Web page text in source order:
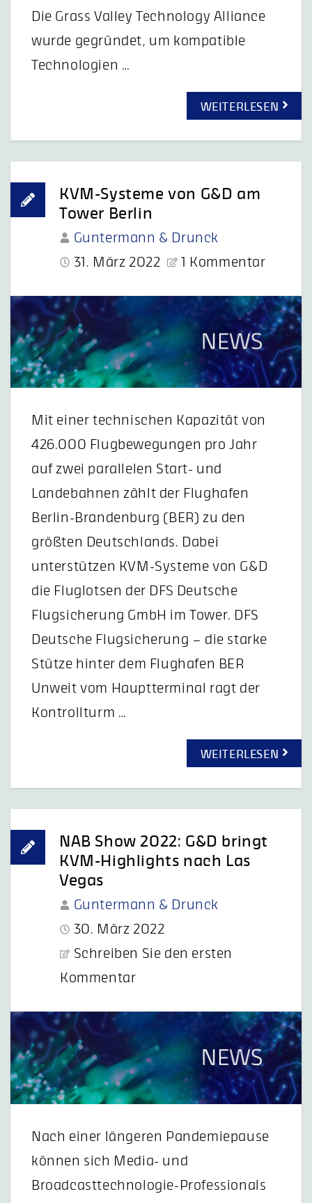
Die Grass Valley Technology Alliance
wurde gegründet, um kompatible
Technologien …
WEITERLESEN
KVM-Systeme von G&D am
Tower Berlin
Guntermann & Drunck
31. März 2022
1 Kommentar
Mit einer technischen Kapazität von
426.000 Flugbewegungen pro Jahr
auf zwei parallelen Start- und
Landebahnen zählt der Flughafen
Berlin-Brandenburg (BER) zu den
größten Deutschlands. Dabei
unterstützen KVM-Systeme von G&D
die Fluglotsen der DFS Deutsche
Flugsicherung GmbH im Tower. DFS
Deutsche Flugsicherung – die starke
Stütze hinter dem Flughafen BER
Unweit vom Hauptterminal ragt der
Kontrollturm …
WEITERLESEN
NAB Show 2022: G&D bringt
KVM-Highlights nach Las
Vegas
Guntermann & Drunck
30. März 2022
Schreiben Sie den ersten
Kommentar
Nach einer längeren Pandemiepause
können sich Media- und
Broadcasttechnologie-Professionals